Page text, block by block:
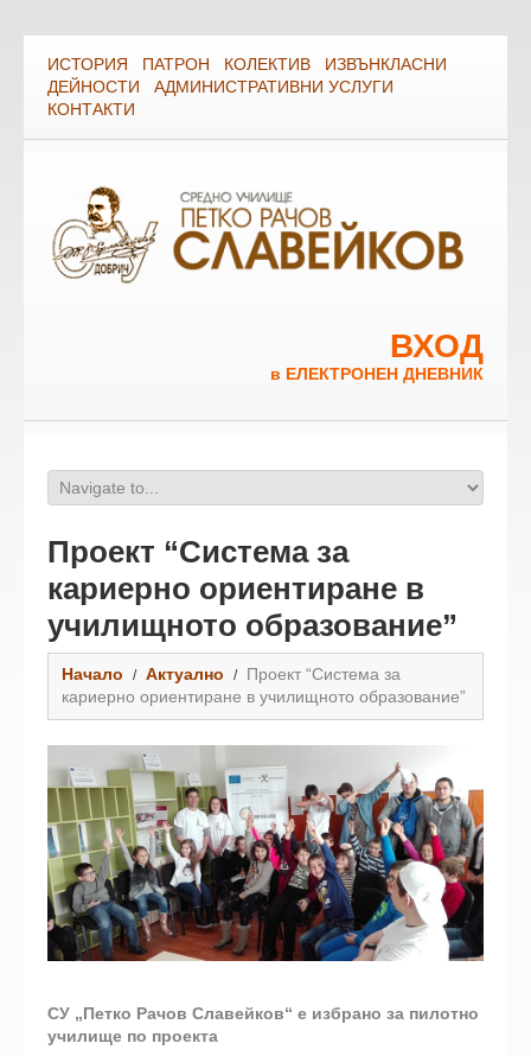
ИСТОРИЯ ПАТРОН КОЛЕКТИВ
ИЗВЪНКЛАСНИ
ДЕЙНОСТИ
АДМИНИСТРАТИВНИ УСЛУГИ
КОНТАКТИ
ВХОД
в ЕЛЕКТРОНЕН ДНЕВНИК
Проект “Система за
кариерно ориентиране в
училищното образование”
Начало Актуално
Проект “Система за
кариерно ориентиране в училищното образование”
СУ „Петко Рачов Славейков“ е избрано за пилотно
училище по проекта